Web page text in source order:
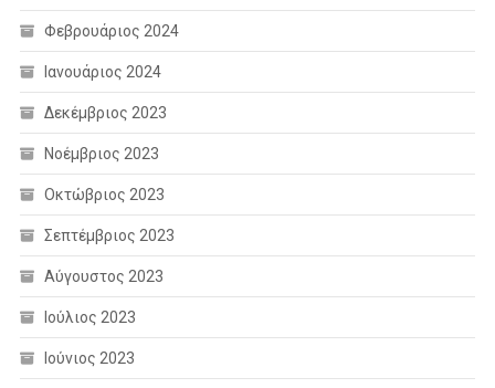
Φεβρουάριος 2024
Ιανουάριος 2024
Δεκέμβριος 2023
Νοέμβριος 2023
Οκτώβριος 2023
Σεπτέμβριος 2023
Αύγουστος 2023
Ιούλιος 2023
Ιούνιος 2023